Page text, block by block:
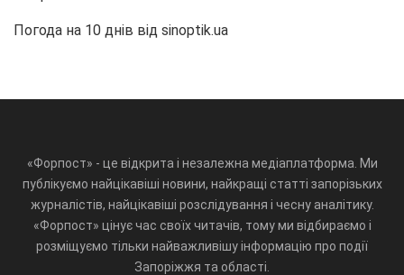
Погода на 10 днів від sinoptik.ua
«Форпост» - це відкрита і незалежна медіаплатформа. Ми
публікуємо найцікавіші новини, найкращі статті запорізьких
журналістів, найцікавіші розслідування і чесну аналітику.
«Форпост» цінує час своїх читачів, тому ми відбираємо і
розміщуємо тільки найважливішу інформацію про події
Запоріжжя та області.